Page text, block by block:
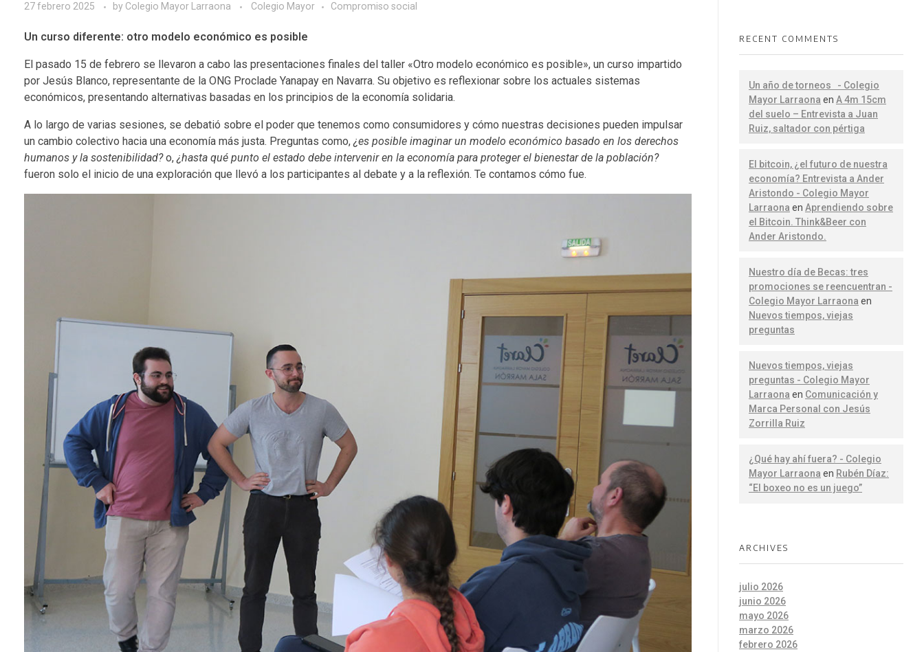
27 febrero 2025 by Colegio Mayor Larraona Colegio Mayor Compromiso social
Un curso diferente: otro modelo económico es posible
El pasado 15 de febrero se llevaron a cabo las presentaciones finales del taller «Otro modelo económico es posible», un curso impartido
por Jesús Blanco, representante de la ONG Proclade Yanapay en Navarra. Su objetivo es reflexionar sobre los actuales sistemas
económicos, presentando alternativas basadas en los principios de la economía solidaria.
A lo largo de varias sesiones, se debatió sobre el poder que tenemos como consumidores y cómo nuestras decisiones pueden impulsar
un cambio colectivo hacia una economía más justa. Preguntas como,¿es posible imaginar un modelo económico basado en los derechos
humanos y la sostenibilidad?o,¿hasta qué punto el estado debe intervenir en la economía para proteger el bienestar de la población?
fueron solo el inicio de una exploración que llevó a los participantes al debate y a la reflexión. Te contamos cómo fue.
RECENT COMMENTS
Un año de torneos - Colegio
Mayor Larraona en A 4m 15cm
del suelo – Entrevista a Juan
Ruiz, saltador con pértiga
El bitcoin, ¿el futuro de nuestra
economía? Entrevista a Ander
Aristondo - Colegio Mayor
Larraona en Aprendiendo sobre
el Bitcoin. Think&Beer con
Ander Aristondo.
Nuestro día de Becas: tres
promociones se reencuentran -
Colegio Mayor Larraona en
Nuevos tiempos, viejas
preguntas
Nuevos tiempos, viejas
preguntas - Colegio Mayor
Larraona en Comunicación y
Marca Personal con Jesús
Zorrilla Ruiz
¿Qué hay ahí fuera? - Colegio
Mayor Larraona en Rubén Díaz:
“El boxeo no es un juego”
ARCHIVES
julio 2026
junio 2026
mayo 2026
marzo 2026
febrero 2026